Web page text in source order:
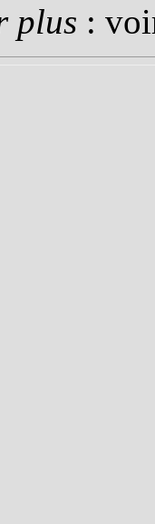
plus :